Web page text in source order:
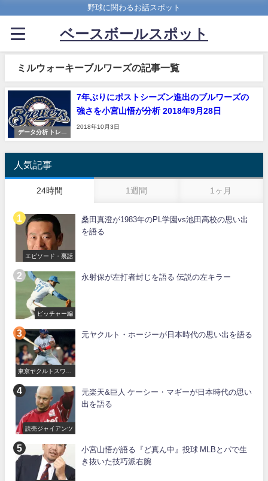
野球に関わるお話スポット
ベースボールスポット
ミルウォーキーブルワーズの記事一覧
データ分析 トレン
ド 予想
7年ぶりにポストシーズン進出のブルワーズの
強さを小宮山悟が分析 2018年9月28日
2018年10月3日
人気記事
24時間 1週間 1ヶ月
エピソード・裏話
桑田真澄が1983年のPL学園vs池田高校の思い出
を語る
ピッチャー編
永射保が左打者封じを語る 伝説の左キラー
東京ヤクルトスワロ
元ヤクルト・ホージーが日本時代の思い出を語る
読売ジャイアンツ
元楽天&巨人 ケーシー・マギーが日本時代の思い
出を語る
小宮山悟が語る『ど真ん中』投球 MLBとパで生
き抜いた技巧派右腕